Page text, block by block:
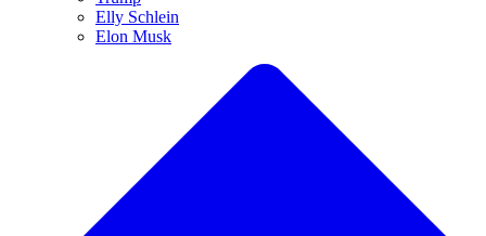
Elly Schlein
Elon Musk